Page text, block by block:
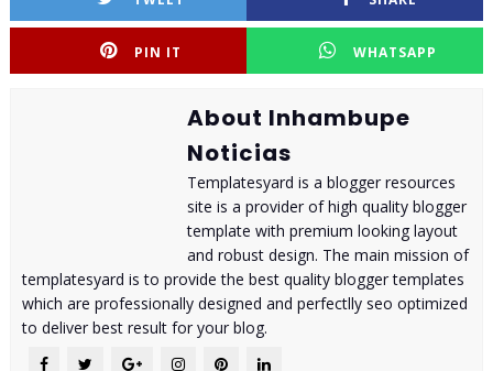
PIN IT WHATSAPP
About Inhambupe
Noticias
Templatesyard is a blogger resources
site is a provider of high quality blogger
template with premium looking layout
and robust design. The main mission of
templatesyard is to provide the best quality blogger templates
which are professionally designed and perfectlly seo optimized
to deliver best result for your blog.